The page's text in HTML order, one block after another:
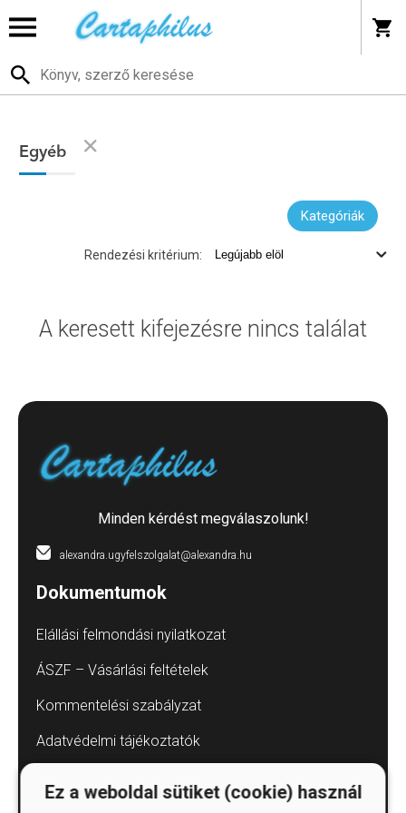
Egyéb
Kategóriák
Rendezési kritérium:
A keresett kifejezésre nincs találat
Minden kérdést megválaszolunk!
alexandra.ugyfelszolgalat@alexandra.hu
Dokumentumok
Elállási felmondási nyilatkozat
ÁSZF – Vásárlási feltételek
Kommentelési szabályzat
Adatvédelmi tájékoztatók
Ez a weboldal sütiket (cookie) használ